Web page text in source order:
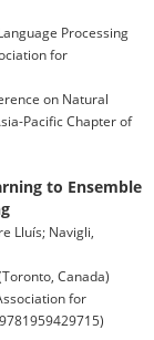
Processing
for
on Natural
Pacific Chapter of
to Ensemble
Lluís; Navigli,
Canada)
for